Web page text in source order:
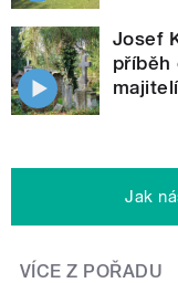
Josef
příběh
Jak
VÍCE Z POŘADU